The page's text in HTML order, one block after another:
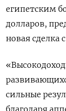
египетским
долларов,
новая сделка
сильные
благодаря